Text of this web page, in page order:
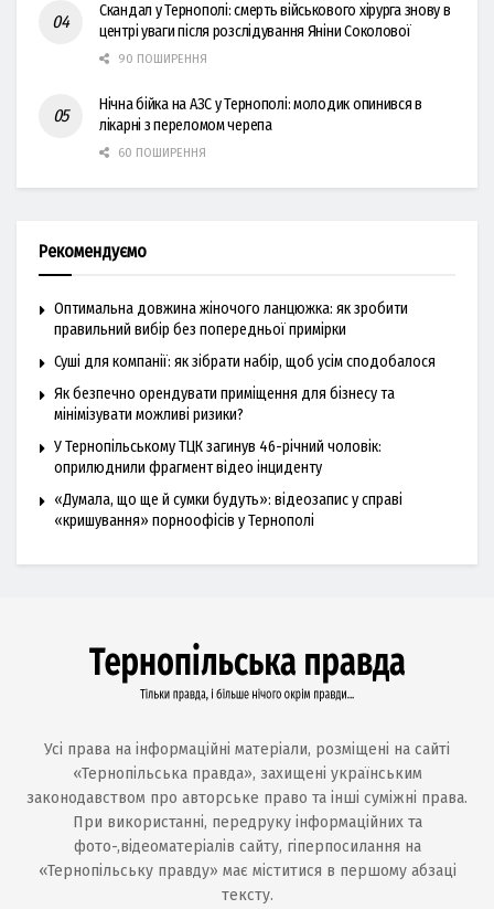
Скандал у Тернополі: смерть військового хірурга знову в
центрі уваги після розслідування Яніни Соколової
90 ПОШИРЕННЯ
Нічна бійка на АЗС у Тернополі: молодик опинився в
лікарні з переломом черепа
60 ПОШИРЕННЯ
Рекомендуємо
Оптимальна довжина жіночого ланцюжка: як зробити
правильний вибір без попередньої примірки
Суші для компанії: як зібрати набір, щоб усім сподобалося
Як безпечно орендувати приміщення для бізнесу та
мінімізувати можливі ризики?
У Тернопільському ТЦК загинув 46-річний чоловік:
оприлюднили фрагмент відео інциденту
«Думала, що ще й сумки будуть»: відеозапис у справі
«кришування» порноофісів у Тернополі
Усі права на інформаційні матеріали, розміщені на сайті
«Тернопільська правда», захищені українським
законодавством про авторське право та інші суміжні права.
При використанні, передруку інформаційних та
фото-,відеоматеріалів сайту, гіперпосилання на
«Тернопільську правду» має міститися в першому абзаці
тексту.